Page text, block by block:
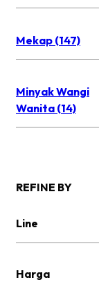
Mekap (147)
Minyak Wangi
Wanita (14)
REFINE BY
Line
Harga